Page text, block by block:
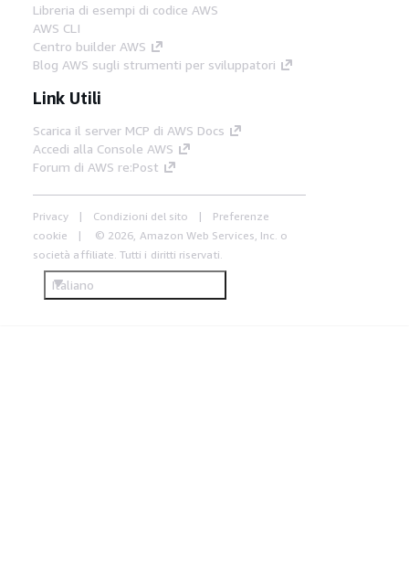
Libreria di esempi di codice AWS
AWS CLI
Centro builder AWS
Blog AWS sugli strumenti per sviluppatori
Link Utili
Scarica il server MCP di AWS Docs
Accedi alla Console AWS
Forum di AWS re:Post
Privacy Condizioni del sito
Preferenze
cookie
© 2026, Amazon Web Services, Inc. o
società affiliate. Tutti i diritti riservati.
Italiano